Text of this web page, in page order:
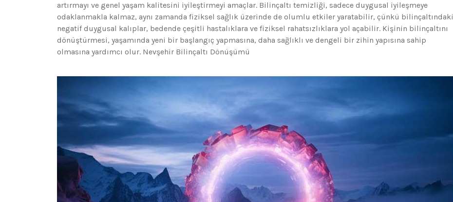
artırmayı ve genel yaşam kalitesini iyileştirmeyi amaçlar. Bilinçaltı temizliği, sadece duygusal iyileşmeye
odaklanmakla kalmaz, aynı zamanda fiziksel sağlık üzerinde de olumlu etkiler yaratabilir, çünkü bilinçaltındaki
negatif duygusal kalıplar, bedende çeşitli hastalıklara ve fiziksel rahatsızlıklara yol açabilir. Kişinin bilinçaltını
dönüştürmesi, yaşamında yeni bir başlangıç yapmasına, daha sağlıklı ve dengeli bir zihin yapısına sahip
olmasına yardımcı olur. Nevşehir Bilinçaltı Dönüşümü